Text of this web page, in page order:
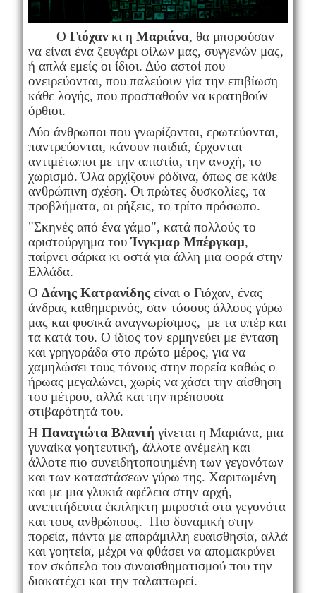
Ο Γιόχανκι η Μαριάνα, θα μπορούσαν
να είναι ένα ζευγάρι φίλων μας, συγγενών μας,
ή απλά εμείς οι ίδιοι. Δύο αστοί που
ονειρεύονται, που παλεύουν γiα την επιβίωση
κάθε λογής, που προσπαθούν να κρατηθούν
όρθιοι.
Δύο άνθρωποι που γνωρίζονται, ερωτεύονται,
παντρεύονται, κάνουν παιδιά, έρχονται
αντιμέτωποι με την απιστία, την ανοχή, το
χωρισμό. Όλα αρχίζουν ρόδινα, όπως σε κάθε
ανθρώπινη σχέση. Οι πρώτες δυσκολίες, τα
προβλήματα, οι ρήξεις, το τρίτο πρόσωπο.
"Σκηνές από ένα γάμο", κατά πολλούς το
αριστούργημα τουΊνγκμαρ Μπέργκαμ,
παίρνει σάρκα κι οστά για άλλη μια φορά στην
Ελλάδα.
Ο Δάνης Κατρανίδηςείναι ο Γιόχαν, ένας
άνδρας καθημερινός, σαν τόσους άλλους γύρω
μας και φυσικά αναγνωρίσιμος, με τα υπέρ και
τα κατά του. Ο ίδιος τον ερμηνεύει με ένταση
και γρηγοράδα στο πρώτο μέρος, για να
χαμηλώσει τους τόνους στην πορεία καθώς ο
ήρωας μεγαλώνει, χωρίς να χάσει την αίσθηση
του μέτρου, αλλά και την πρέπουσα
στιβαρότητά του.
Η Παναγιώτα Βλαντή γίνεται η Μαριάνα, μια
γυναίκα γοητευτική, άλλοτε ανέμελη και
άλλοτε πιο συνειδητοποιημένη των γεγονότων
και των καταστάσεων γύρω της. Χαριτωμένη
και με μια γλυκιά αφέλεια στην αρχή,
ανεπιτήδευτα έκπληκτη μπροστά στα γεγονότα
και τους ανθρώπους. Πιο δυναμική στην
πορεία, πάντα με απαράμιλλη ευαισθησία, αλλά
και γοητεία, μέχρι να φθάσει να απομακρύνει
τον σκόπελο του συναισθηματισμού που την
διακατέχει και την ταλαιπωρεί.